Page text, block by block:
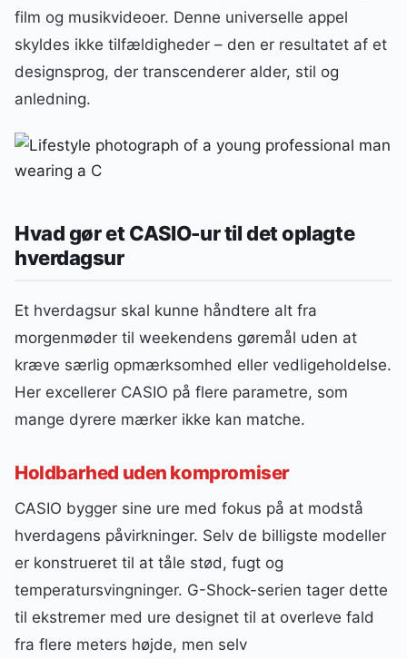
film og musikvideoer. Denne universelle appel
skyldes ikke tilfældigheder – den er resultatet af et
designsprog, der transcenderer alder, stil og
anledning.
Hvad gør et CASIO-ur til det oplagte
hverdagsur
Et hverdagsur skal kunne håndtere alt fra
morgenmøder til weekendens gøremål uden at
kræve særlig opmærksomhed eller vedligeholdelse.
Her excellerer CASIO på flere parametre, som
mange dyrere mærker ikke kan matche.
Holdbarhed uden kompromiser
CASIO bygger sine ure med fokus på at modstå
hverdagens påvirkninger. Selv de billigste modeller
er konstrueret til at tåle stød, fugt og
temperatursvingninger. G-Shock-serien tager dette
til ekstremer med ure designet til at overleve fald
fra flere meters højde, men selv